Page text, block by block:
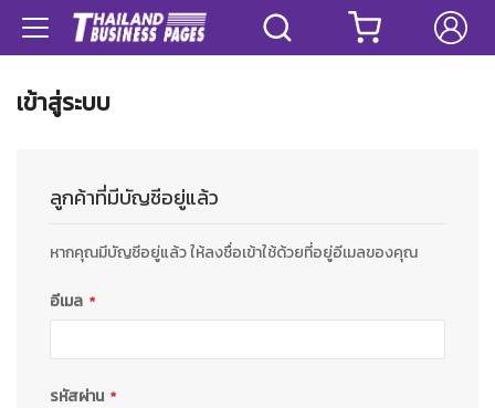
เข้าสู่ระบบ
ลูกค้าที่มีบัญชีอยู่แล้ว
หากคุณมีบัญชีอยู่แล้ว ให้ลงชื่อเข้าใช้ด้วยที่อยู่อีเมลของคุณ
อีเมล
รหัสผ่าน